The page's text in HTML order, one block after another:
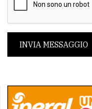
INVIA MESSAGGIO